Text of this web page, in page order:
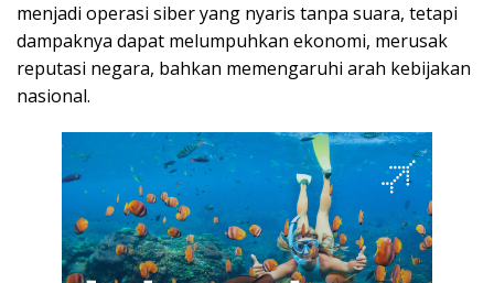
menjadi operasi siber yang nyaris tanpa suara, tetapi
dampaknya dapat melumpuhkan ekonomi, merusak
reputasi negara, bahkan memengaruhi arah kebijakan
nasional.